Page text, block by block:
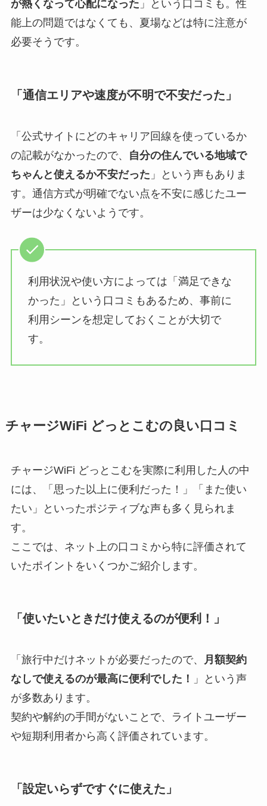
が熱くなって心配になった 」という口コミも。性
能上の問題ではなくても、夏場などは特に注意が
必要そうです。
「通信エリアや速度が不明で不安だった」
「公式サイトにどのキャリア回線を使っているか
の記載がなかったので、
自分の住んでいる地域で
ちゃんと使えるか不安だった 」という声もありま
す。通信方式が明確でない点を不安に感じたユー
ザーは少なくないようです。
利用状況や使い方によっては「満足できな
かった」という口コミもあるため、事前に
利用シーンを想定しておくことが大切で
す。
チャージWiFi どっとこむの良い口コミ
チャージWiFi どっとこむを実際に利用した人の中
には、「思った以上に便利だった！」「また使い
たい」といったポジティブな声も多く見られま
す。
ここでは、ネット上の口コミから特に評価されて
いたポイントをいくつかご紹介します。
「使いたいときだけ使えるのが便利！」
「旅行中だけネットが必要だったので、
月額契約
なしで使えるのが最高に便利でした！
」という声
が多数あります。
契約や解約の手間がないことで、ライトユーザー
や短期利用者から高く評価されています。
「設定いらずですぐに使えた」